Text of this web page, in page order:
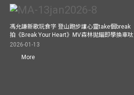
馮允謙新歌玩食字 登山跑步讓心靈take個break
拍《Break Your Heart》MV森林拋錨即學換車呔
2026-01-13
More